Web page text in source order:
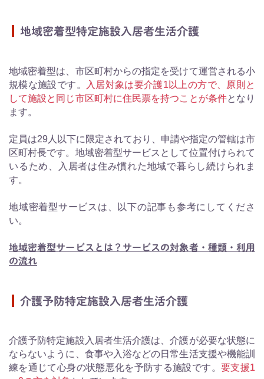
地域密着型特定施設入居者生活介護
地域密着型は、市区町村からの指定を受けて運営される小
規模な施設です。
入居対象は要介護1以上の方で、原則と
して施設と同じ市区町村に住民票を持つことが条件となり
ます。
定員は29人以下に限定されており、申請や指定の管轄は市
区町村長です。地域密着型サービスとして位置付けられて
いるため、入居者は住み慣れた地域で暮らし続けられま
す。
地域密着型サービスは、以下の記事も参考にしてくださ
い。
地域密着型サービスとは？サービスの対象者・種類・利用
の流れ
介護予防特定施設入居者生活介護
介護予防特定施設入居者生活介護は、介護が必要な状態に
ならないように、食事や入浴などの日常生活支援や機能訓
練を通じて心身の状態悪化を予防する施設です。 要支援1